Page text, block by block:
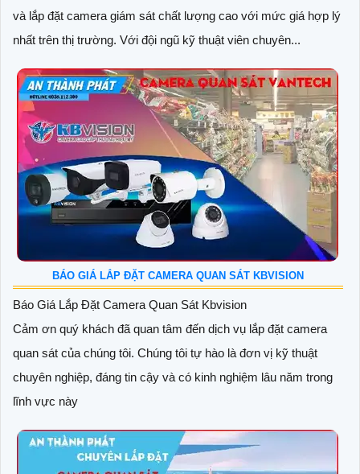
và lắp đặt camera giám sát chất lượng cao với mức giá hợp lý
nhất trên thị trường. Với đội ngũ kỹ thuật viên chuyên...
BÁO GIÁ LẮP ĐẶT CAMERA QUAN SÁT KBVISION
Báo Giá Lắp Đặt Camera Quan Sát Kbvision
Cảm ơn quý khách đã quan tâm đến dịch vụ lắp đặt camera
quan sát của chúng tôi. Chúng tôi tự hào là đơn vị kỹ thuật
chuyên nghiệp, đáng tin cậy và có kinh nghiệm lâu năm trong
lĩnh vực này